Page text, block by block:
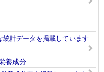
計データを掲載しています
養成分